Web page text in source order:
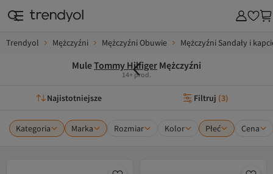
Trendyol Mężczyźni Mężczyźni Obuwie Mężczyźni Sandały i
MuleTommy Hilfiger Mężczyźni
14+ prod.
Najistotniejsze Filtruj (3)
Kategoria Marka Rozmiar Kolor Płeć Cena